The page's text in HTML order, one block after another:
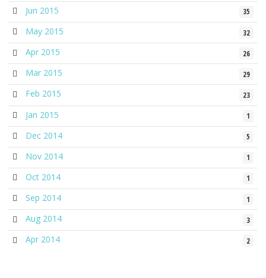
35
Jun 2015
32
May 2015
26
Apr 2015
29
Mar 2015
23
Feb 2015
1
Jan 2015
5
Dec 2014
1
Nov 2014
1
Oct 2014
1
Sep 2014
3
Aug 2014
2
Apr 2014